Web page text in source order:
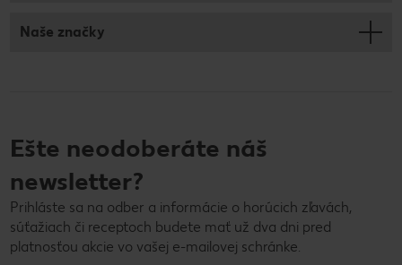
Naše značky
Ešte neodoberáte náš
newsletter?
Prihláste sa na odber a informácie o horúcich zľavách,
súťažiach či receptoch budete mať už dva dni pred
platnosťou akcie vo vašej e-mailovej schránke.